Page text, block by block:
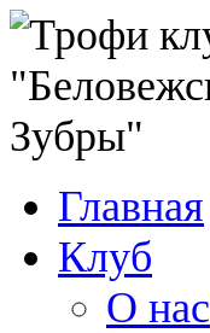
Главная
Клуб
О нас